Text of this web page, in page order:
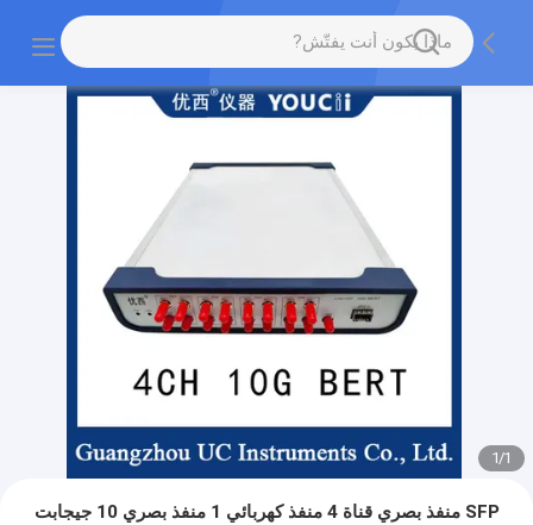
1
/
1
SFP منفذ بصري قناة 4 منفذ كهربائي 1 منفذ بصري 10 جيجابت